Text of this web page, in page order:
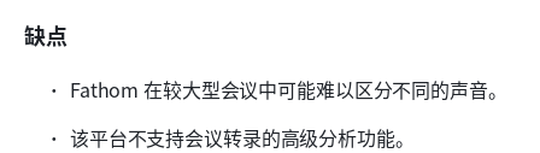
缺点
Fathom 在较大型会议中可能难以区分不同的声音。
该平台不支持会议转录的高级分析功能。